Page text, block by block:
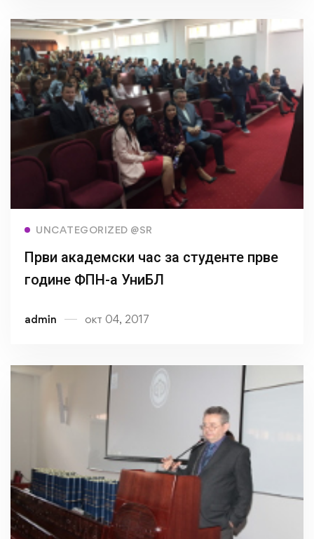
UNCATEGORIZED @SR
Први академски час за студенте прве
године ФПН-а УниБЛ
admin окт 04, 2017